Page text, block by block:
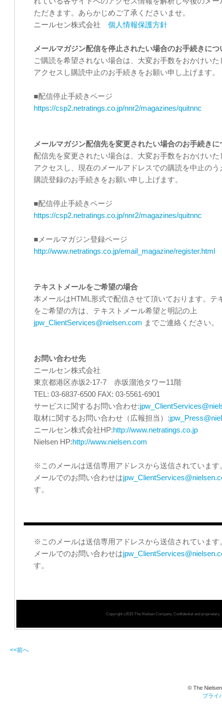
ただきます。あらかじめご了承くださいませ。
ニールセン株式会社 個人情報保護方針
メールマガジン配信を停止されたい場合のお手続きにつ
ご購読を希望されない場合は、大変お手数をおかけい
アクセスし購読中止のお手続きをお願い申し上げます。
■配信停止手続きページ
https://csp2.netratings.co.jp/nnr2/magazines/quitnnc
メールマガジン配信先を変更されたい場合のお手続きに
配信先を変更されたい場合は、大変お手数をおかけい
アクセスし、現在のメールアドレスでの購読を中止の
購読登録のお手続きをお願い申し上げます。
■配信停止手続きページ
https://csp2.netratings.co.jp/nnr2/magazines/quitnnc
■メールマガジン登録ページ
http://www.netratings.co.jp/email_magazine/register.html
テキストメールをご希望の場合
本メールはHTML形式で配信させて頂いております。テ
をご希望の方は、テキストメール希望と明記の上
jpw_ClientServices@nielsen.com までご連絡ください。
お問い合わせ先
ニールセン株式会社
東京都港区赤坂2-17-7 赤坂溜池タワー11階
TEL: 03-6837-6500 FAX: 03-5561-6901
サービスに関するお問い合わせ:
取材に関するお問い合わせ（広報担当）:
ニールセン株式会社HP:http://www.netratings.co.jp
Nielsen HP:http://www.nielsen.com
※このメールは送信専用アドレスから送信されています
メールでのお問い合わせは
す。
※このメールは送信専用アドレスから送信されています
メールでのお問い合わせは
す。
Copyright c2015 The Nielsen Company. Confidential and proprietary.
<<前へ
© The
プライ